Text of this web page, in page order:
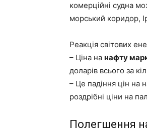
комерційні судна
морський коридор,
Реакція світових
– Ціна на нафту
доларів всього за
– Це падіння цін на
роздрібні ціни на
Полегшення